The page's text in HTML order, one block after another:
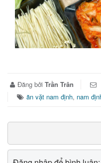
Đăng bởi Trần Trân
ăn vặt nam định, nam